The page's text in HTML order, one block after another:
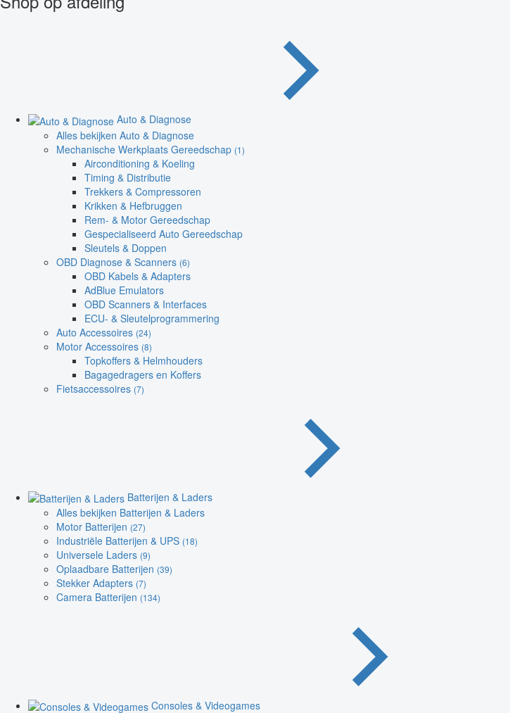
Auto & Diagnose
Alles bekijken Auto & Diagnose
Mechanische Werkplaats Gereedschap (1)
Airconditioning & Koeling
Timing & Distributie
Trekkers & Compressoren
Krikken & Hefbruggen
Rem- & Motor Gereedschap
Gespecialiseerd Auto Gereedschap
Sleutels & Doppen
OBD Diagnose & Scanners (6)
OBD Kabels & Adapters
AdBlue Emulators
OBD Scanners & Interfaces
ECU- & Sleutelprogrammering
Auto Accessoires (24)
Motor Accessoires (8)
Topkoffers & Helmhouders
Bagagedragers en Koffers
Fietsaccessoires (7)
Batterijen & Laders
Alles bekijken Batterijen & Laders
Motor Batterijen (27)
Industriële Batterijen & UPS (18)
Universele Laders (9)
Oplaadbare Batterijen (39)
Stekker Adapters (7)
Camera Batterijen (134)
Consoles & Videogames